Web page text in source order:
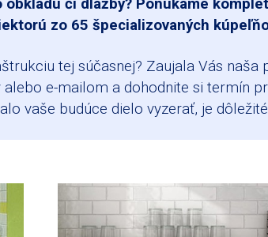
či dlažby? Ponúkame
zo 65 špecializovaných
tej súčasnej? Zaujala Vás
e-mailom a dohodnite si termín
vaše budúce dielo vyzerať, je